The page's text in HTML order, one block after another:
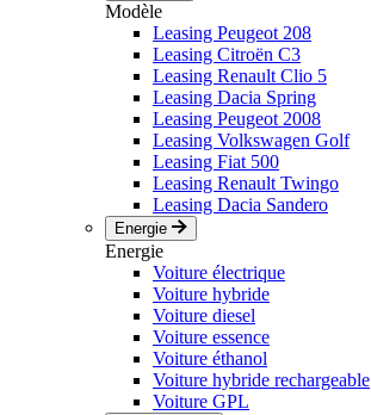
Modèle
Leasing Peugeot 208
Leasing Citroën C3
Leasing Renault Clio 5
Leasing Dacia Spring
Leasing Peugeot 2008
Leasing Volkswagen Golf
Leasing Fiat 500
Leasing Renault Twingo
Leasing Dacia Sandero
Energie
Energie
Voiture électrique
Voiture hybride
Voiture diesel
Voiture essence
Voiture éthanol
Voiture hybride rechargeable
Voiture GPL